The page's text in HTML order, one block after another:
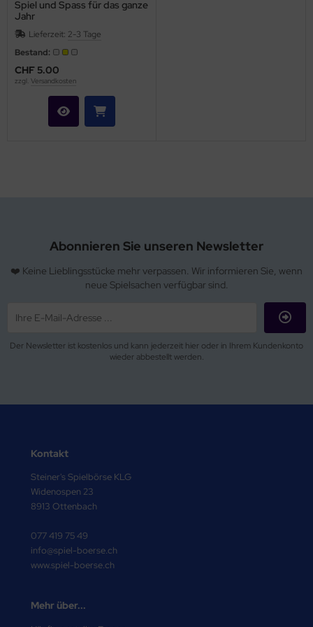
Spiel und Spass für das ganze
Jahr
Lieferzeit: 2-3 Tage
Bestand:
CHF 5.00
zzgl. Versandkosten
Abonnieren Sie unseren Newsletter
❤️ Keine Lieblingsstücke mehr verpassen. Wir informieren Sie, wenn
neue Spielsachen verfügbar sind.
Der Newsletter ist kostenlos und kann jederzeit hier oder in Ihrem Kundenkonto
wieder abbestellt werden.
Kontakt
Steiner's Spielbörse KLG
Widenospen 23
8913 Ottenbach
077 419 75 49
info@spiel-boerse.ch
www.spiel-boerse.ch
Mehr über...